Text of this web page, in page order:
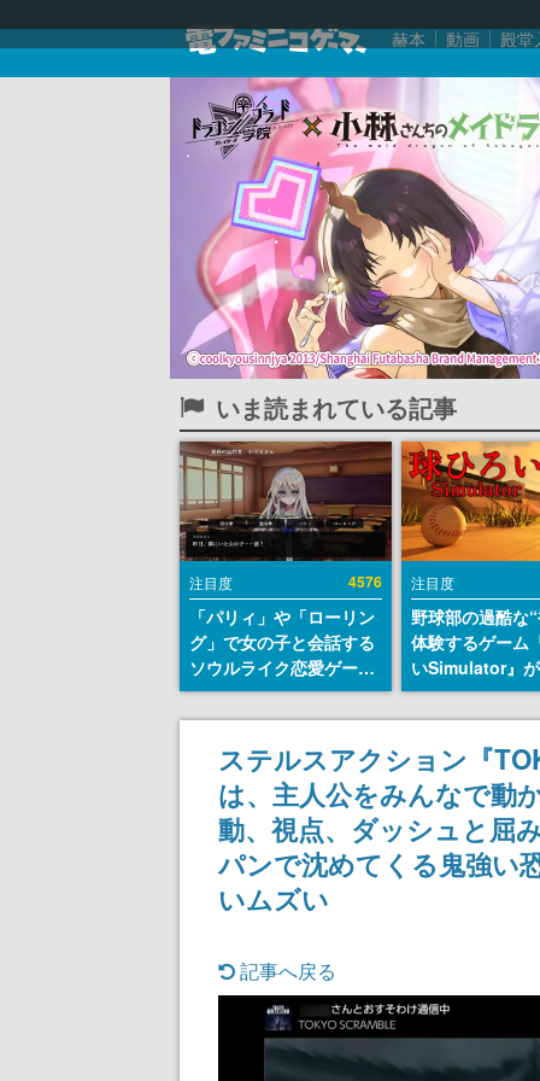
赫本 動画 殿堂
いま読まれている記事
注目度 4576
「パリィ」や「ローリン
グ」で女の子と会話する
ソウルライク恋愛ゲーム
『小早川さんはソウルラ
イク』無料公開。返事に
DIED」
注目度
野球部の過酷な
体験するゲーム
いSimulator』
のウィッシュリ
とにチェコ語に
SNSで話題に。
ダム・カム』開
ェコのプロ野球
称賛の声
ステルスアクション『
は、主人公をみんなで
動、視点、ダッシュと屈
パンで沈めてくる鬼強い
いムズい
記事へ戻る